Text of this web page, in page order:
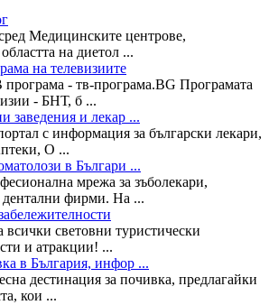
Медицинските центрове,
на диетол ...
на телевизиите
- тв-програма.BG Програмата
- БНТ, б ...
заведения и лекар ...
с информация за български лекари,
О ...
в Българи ...
мрежа за зъболекари,
дентални фирми. На ...
всички световни туристически
и атракции! ...
в България, инфор ...
дестинация за почивка, предлагайки
кои ...